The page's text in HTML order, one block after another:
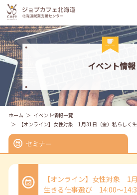
イベント情報
ホーム
イベント情報一覧
【オンライン】女性対象 1月31日（金）私らし
セミナー
【オンライン】女性対象 1
生きる仕事選び 14:00～